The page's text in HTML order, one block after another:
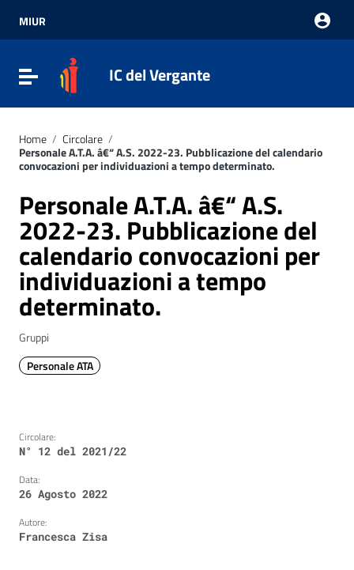
Vai al menu di navigazione
Vai al footer
MIUR
Attiva / disattiva la navigazione
IC del Vergante
Home / Circolare /
Personale A.T.A. â€“ A.S. 2022-23. Pubblicazione del calendario
convocazioni per individuazioni a tempo determinato.
Personale A.T.A. â€“ A.S.
2022-23. Pubblicazione del
calendario convocazioni per
individuazioni a tempo
determinato.
Gruppi
Personale ATA
Circolare:
N° 12 del 2021/22
Data:
26 Agosto 2022
Autore:
Francesca Zisa